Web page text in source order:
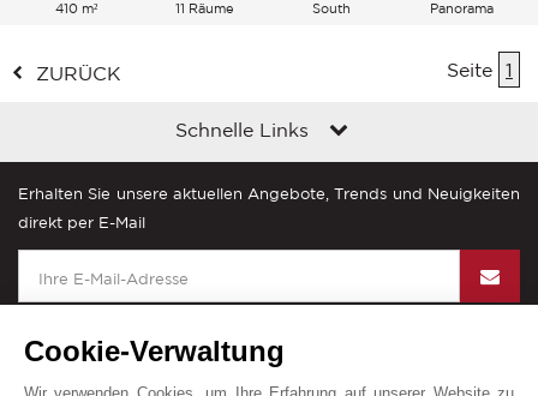
410 m² 11 Räume South
Panorama
ZURÜCK Seite 1
Schnelle Links
Erhalten Sie unsere aktuellen Angebote, Trends und Neuigkeiten
direkt per E-Mail
Cookie-Verwaltung
Wir verwenden Cookies, um Ihre Erfahrung auf unserer Website zu